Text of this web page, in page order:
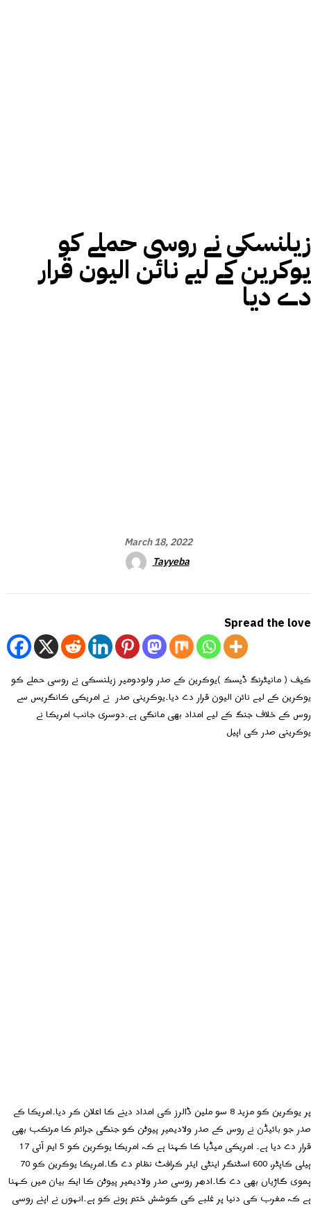
زیلنسکی نے روسی حملے کو
یوکرین کے لیے نائن الیون قرار
دے دیا
March 18, 2022
Tayyeba
Spread the love
کیف ( مانیٹرنگ ڈیسک )یوکرین کے صدر ولودومیر زیلنسکی نے روسی حملے کو
یوکرین کے لیے نائن الیون قرار دے دیا۔یوکرینی صدر نے امریکی کانگریس سے
روس کے خلاف جنگ کے لیے امداد بھی مانگی ہے۔دوسری جانب امریکا نے
یوکرینی صدر کی اپیل
پر یوکرین کو مزید 8 سو ملین ڈالرز کی امداد دینے کا اعلان کر دیا۔امریکا کے
صدر جو بائیڈن نے روس کے صدر ولادیمیر پیوٹن کو جنگی جرائم کا مرتکب بھی
قرار دے دیا ہے۔ امریکی میڈیا کا کہنا ہے کہ امریکا یوکرین کو 5 ایم آئی 17
ہیلی کاپٹر، 600 اسٹنگر اینٹی ایئر کرافٹ نظام دے گا۔امریکا یوکرین کو 70
ہموی گاڑیاں بھی دے گا۔ادھر روسی صدر ولادیمیر پیوٹن کا ایک بیان میں کہنا
ہے کہ مغرب کی دنیا پر غلبے کی کوشش ختم ہونے کو ہے۔انہوں نے اپنے روسی